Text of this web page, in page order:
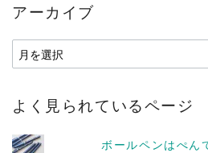
アーカイブ
ア
ー
イ
よく見られているページ
ボールペンはぺん